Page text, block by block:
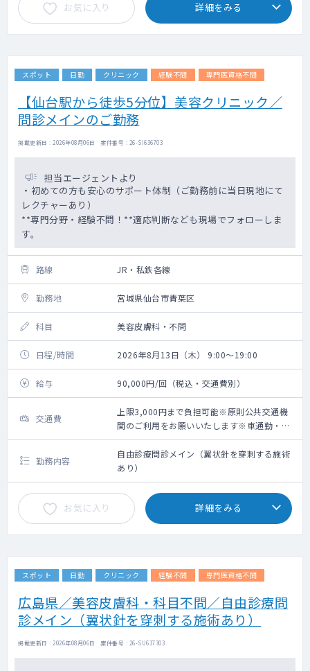
お気に入り 詳細をみる
スポット 日勤 クリニック 経験不問 専門医資格不問
【仙台駅から徒歩5分位】美容クリニック／
問診メインのご勤務
掲載更新日 : 2026年08月06日 案件番号 : 26-SI636703
担当エージェントより
・初めての方も安心のサポート体制（ご勤務前に当日現地にて
レクチャーあり）
**専門分野・経験不問！**適応判断なども現場でフォローしま
す。
路線 JR・私鉄各線
勤務地 宮城県仙台市青葉区
科目 美容皮膚科・不問
日程/時間 2026年8月13日（木） 9:00～19:00
給与 90,000円/回（税込・交通費別）
交通費
上限3,000円まで負担可能※原則公共交通機
関のご利用をお願いいたします※車通勤・タ
クシー利用要相談
勤務内容
自由診療問診メイン（翼状針を穿刺する施術
あり）
お気に入り 詳細をみる
スポット 日勤 クリニック 経験不問 専門医資格不問
広島県／美容皮膚科・科目不問／自由診療問
診メイン（翼状針を穿刺する施術あり）
掲載更新日 : 2026年08月06日 案件番号 : 26-SU637303